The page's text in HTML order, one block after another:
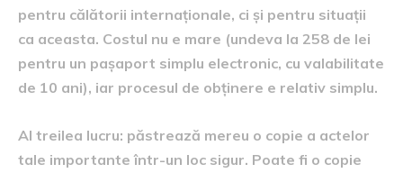
pentru călătorii internaționale, ci și pentru situații
ca aceasta. Costul nu e mare (undeva la 258 de lei
pentru un pașaport simplu electronic, cu valabilitate
de 10 ani), iar procesul de obținere e relativ simplu.
Al treilea lucru: păstrează mereu o copie a actelor
tale importante într-un loc sigur. Poate fi o copie